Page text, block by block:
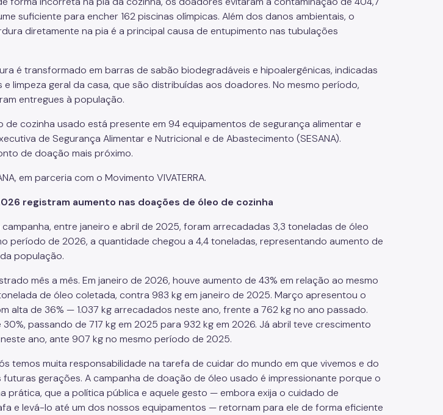
suficiente para encher 162 piscinas olímpicas. Além dos danos ambientais, o
diretamente na pia é a principal causa de entupimento nas tubulações
é transformado em barras de sabão biodegradáveis e hipoalergênicas, indicadas
limpeza geral da casa, que são distribuídas aos doadores. No mesmo período,
entregues à população.
cozinha usado está presente em 94 equipamentos de segurança alimentar e
de Segurança Alimentar e Nutricional e de Abastecimento (SESANA).
de doação mais próximo.
em parceria com o Movimento VIVATERRA.
registram aumento nas doações de óleo de cozinha
entre janeiro e abril de 2025, foram arrecadadas 3,3 toneladas de óleo
período de 2026, a quantidade chegou a 4,4 toneladas, representando aumento de
população.
mês a mês. Em janeiro de 2026, houve aumento de 43% em relação ao mesmo
de óleo coletada, contra 983 kg em janeiro de 2025. Março apresentou o
alta de 36% — 1.037 kg arrecadados neste ano, frente a 762 kg no ano passado.
passando de 717 kg em 2025 para 932 kg em 2026. Já abril teve crescimento
neste ano, ante 907 kg no mesmo período de 2025.
temos muita responsabilidade na tarefa de cuidar do mundo em que vivemos e do
gerações. A campanha de doação de óleo usado é impressionante porque o
prática, que a política pública e aquele gesto — embora exija o cuidado de
e levá-lo até um dos nossos equipamentos — retornam para ele de forma eficiente